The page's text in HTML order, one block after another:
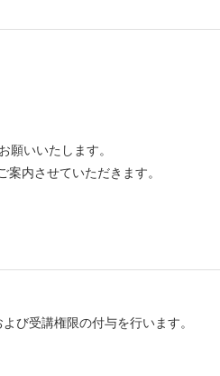
いいたします。
内させていただきます。
び受講権限の付与を行います。